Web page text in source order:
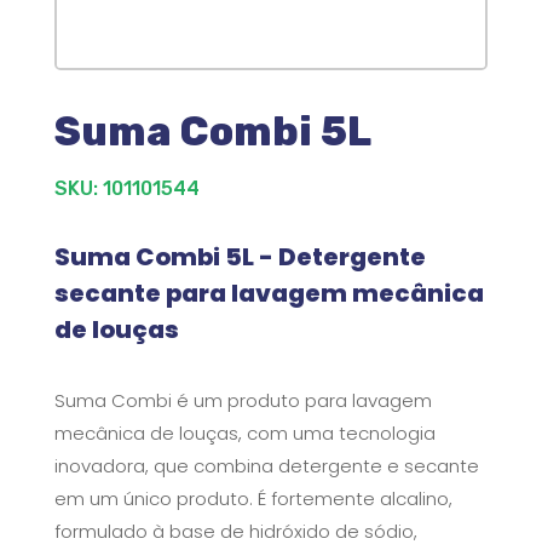
Suma Combi 5L
SKU: 101101544
Suma Combi 5L - Detergente
secante para lavagem mecânica
de louças
Suma Combi é um produto para lavagem
mecânica de louças, com uma tecnologia
inovadora, que combina detergente e secante
em um único produto. É fortemente alcalino,
formulado à base de hidróxido de sódio,